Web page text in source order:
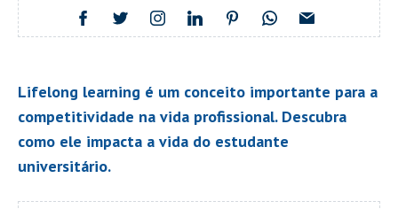
Lifelong learning é um conceito importante para a
competitividade na vida profissional. Descubra
como ele impacta a vida do estudante
universitário.